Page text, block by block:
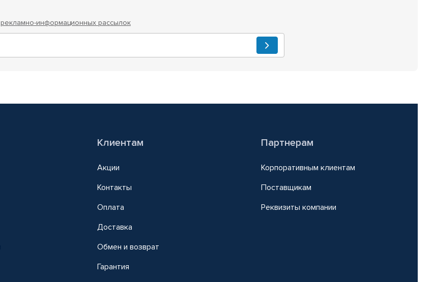
рекламно-информационных рассылок
Клиентам
Акции
Контакты
Оплата
Доставка
Обмен и возврат
Гарантия
Партнерам
Корпоративным клиентам
Поставщикам
Реквизиты компании